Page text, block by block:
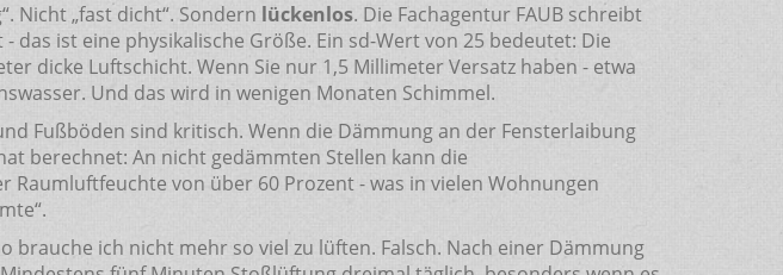
Nicht „fast dicht“. Sondern lückenlos. Die Fachagentur FAUB schreibt
ist eine physikalische Größe. Ein sd-Wert von 25 bedeutet: Die
dicke Luftschicht. Wenn Sie nur 1,5 Millimeter Versatz haben - etwa
Und das wird in wenigen Monaten Schimmel.
Fußböden sind kritisch. Wenn die Dämmung an der Fensterlaibung
berechnet: An nicht gedämmten Stellen kann die
von über 60 Prozent - was in vielen Wohnungen
brauche ich nicht mehr so viel zu lüften. Falsch. Nach einer Dämmung